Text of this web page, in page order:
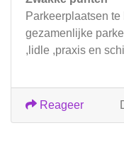
Parkeerplaatsen te
gezamenlijke
,lidle ,praxis en
Reageer